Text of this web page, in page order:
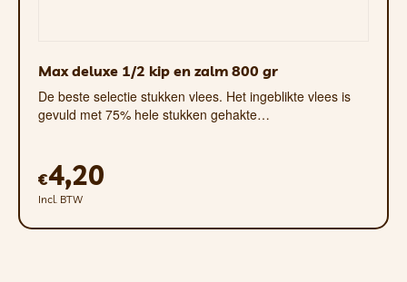
Max deluxe 1/2 kip en zalm 800 gr
De beste selectie stukken vlees. Het ingeblikte vlees is
gevuld met 75% hele stukken gehakte…
€4,20
Incl. BTW